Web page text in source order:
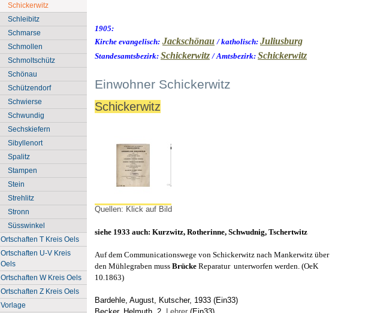
Schickerwitz
Schleibitz
Schmarse
Schmollen
Schmoltschütz
Schönau
Schützendorf
Schwierse
Schwundig
Sechskiefern
Sibyllenort
Spalitz
Stampen
Stein
Strehlitz
Stronn
Süsswinkel
Ortschaften T Kreis Oels
Ortschaften U-V Kreis
Oels
Ortschaften W Kreis Oels
Ortschaften Z Kreis Oels
Vorlage
1905:
Kirche evangelisch: Jackschönau / katholisch: Juliusburg
Standesamtsbezirk: Schickerwitz / Amtsbezirk: Schickerwitz
Einwohner Schickerwitz
Schickerwitz
Quellen: Klick auf Bild
siehe 1933 auch: Kurzwitz, Rotherinne, Schwudnig, Tschertwitz
Auf dem Communicationswege von Schickerwitz nach Mankerwitz über
den Mühlegraben muss Brücke Reparatur unterworfen werden. (OeK
10.1863)
Bardehle, August, Kutscher, 1933 (Ein33)